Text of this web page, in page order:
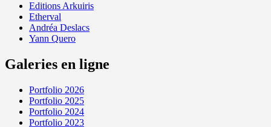
Editions Arkuiris
Etherval
Andréa Deslacs
Yann Quero
Galeries en ligne
Portfolio 2026
Portfolio 2025
Portfolio 2024
Portfolio 2023